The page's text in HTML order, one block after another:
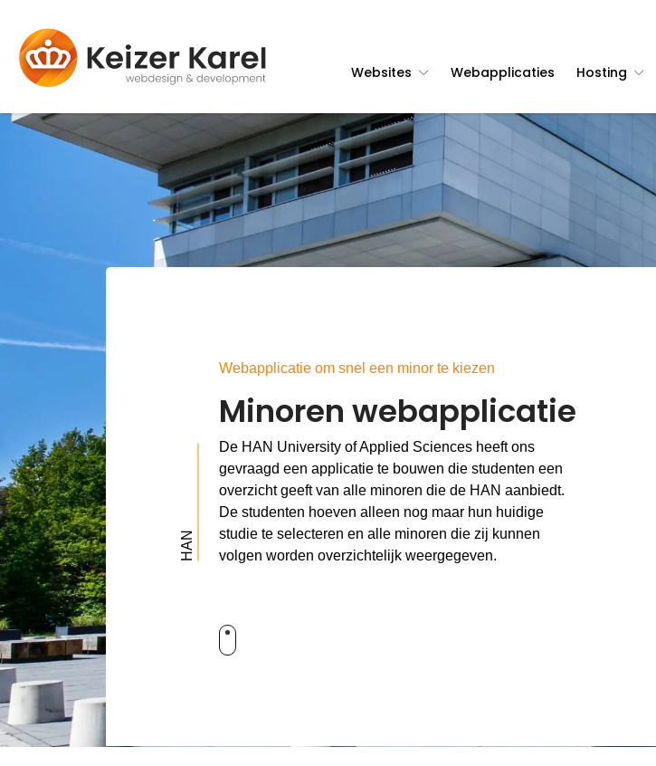
Websites Webapplicaties Hosting
Minoren webapplicatie
HAN
De HAN University of Applied Sciences heeft ons
gevraagd een applicatie te bouwen die studenten een
overzicht geeft van alle minoren die de HAN aanbiedt.
De studenten hoeven alleen nog maar hun huidige
studie te selecteren en alle minoren die zij kunnen
volgen worden overzichtelijk weergegeven.